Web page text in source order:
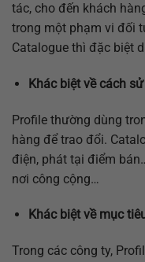
tác, cho đến khách
trong một phạm vi đối
Catalogue thì đặc biệt
Khác biệt về cách
Profile thường dùng
hàng để trao đổi.
điện, phát tại điểm
nơi công cộng…
Khác biệt về mục
Trong các công ty,